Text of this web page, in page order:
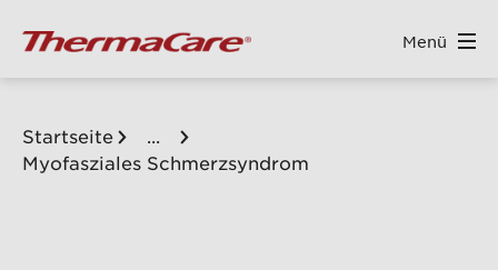
SPRINGEN Menü
Startseite
...
Myofasziales Schmerzsyndrom